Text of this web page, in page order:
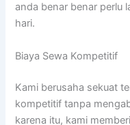
anda benar benar perlu
hari.
Biaya Sewa Kompetitif
Kami berusaha sekuat
kompetitif tanpa
karena itu, kami